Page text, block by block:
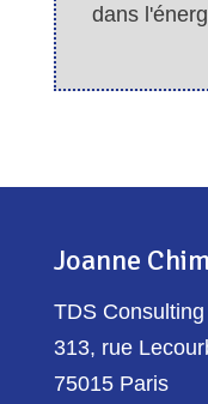
dans
Joanne
TDS Consulting
313, rue
75015 Paris